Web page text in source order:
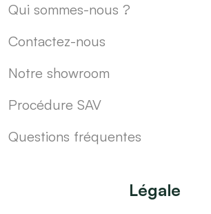
Qui sommes-nous ?
Contactez-nous
Notre showroom
Procédure SAV
Questions fréquentes
Légale